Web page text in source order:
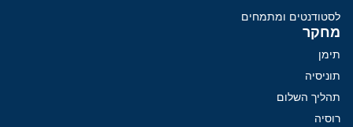
לסטודנטים ומתמחים
מחקר
תימן
תוניסיה
תהליך השלום
רוסיה